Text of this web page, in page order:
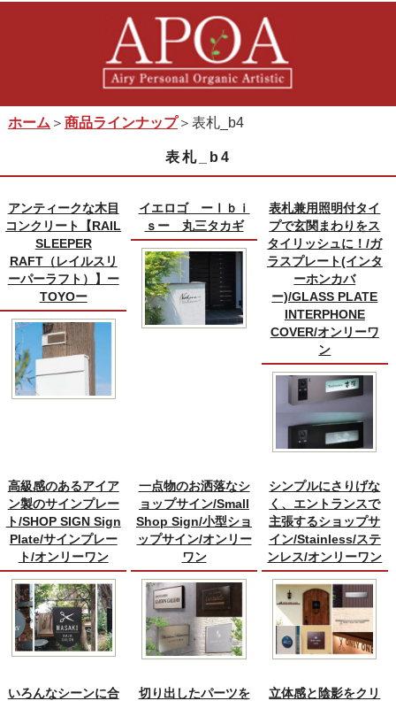
ホーム ＞ 商品ラインナップ＞表札_b4
表札_b4
アンティークな木目
コンクリート【RAIL
SLEEPER
RAFT（レイルスリ
ーパーラフト）】ー
TOYOー
イエロゴ ーⅠｂｉ
ｓー 丸三タカギ
表札兼用照明付タイ
プで玄関まわりをス
タイリッシュに！/ガ
ラスプレート(インタ
ーホンカバ
ー)/GLASS PLATE
INTERPHONE
COVER/オンリーワ
ン
高級感のあるアイア
ン製のサインプレー
ト/SHOP SIGN Sign
Plate/サインプレー
ト/オンリーワン
一点物のお洒落なシ
ョップサイン/Small
Shop Sign/小型ショ
ップサイン/オンリー
ワン
シンプルにさりげな
く、エントランスで
主張するショップサ
イン/Stainless/ステ
ンレス/オンリーワン
いろんなシーンに合
切り出したパーツを
立体感と陰影をクリ